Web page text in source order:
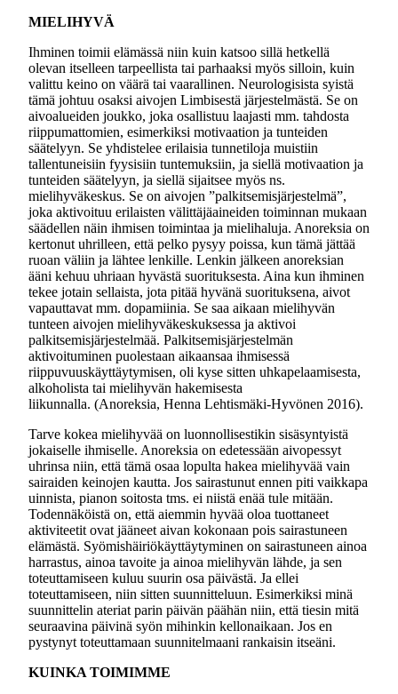
MIELIHYVÄ
Ihminen toimii elämässä niin kuin katsoo sillä hetkellä
olevan itselleen tarpeellista tai parhaaksi myös silloin, kuin
valittu keino on väärä tai vaarallinen. Neurologisista syistä
tämä johtuu osaksi aivojen Limbisestä järjestelmästä. Se on
aivoalueiden joukko, joka osallistuu laajasti mm. tahdosta
riippumattomien, esimerkiksi motivaation ja tunteiden
säätelyyn. Se yhdistelee erilaisia tunnetiloja muistiin
tallentuneisiin fyysisiin tuntemuksiin, ja siellä motivaation ja
tunteiden säätelyyn, ja siellä sijaitsee myös ns.
mielihyväkeskus. Se on aivojen ”palkitsemisjärjestelmä”,
joka aktivoituu erilaisten välittäjäaineiden toiminnan mukaan
säädellen näin ihmisen toimintaa ja mielihaluja. Anoreksia on
kertonut uhrilleen, että pelko pysyy poissa, kun tämä jättää
ruoan väliin ja lähtee lenkille. Lenkin jälkeen anoreksian
ääni kehuu uhriaan hyvästä suorituksesta. Aina kun ihminen
tekee jotain sellaista, jota pitää hyvänä suorituksena, aivot
vapauttavat mm. dopamiinia. Se saa aikaan mielihyvän
tunteen aivojen mielihyväkeskuksessa ja aktivoi
palkitsemisjärjestelmää. Palkitsemisjärjestelmän
aktivoituminen puolestaan aikaansaa ihmisessä
riippuvuuskäyttäytymisen, oli kyse sitten uhkapelaamisesta,
alkoholista tai mielihyvän hakemisesta
liikunnalla. (Anoreksia, Henna Lehtismäki-Hyvönen 2016).
Tarve kokea mielihyvää on luonnollisestikin sisäsyntyistä
jokaiselle ihmiselle. Anoreksia on edetessään aivopessyt
uhrinsa niin, että tämä osaa lopulta hakea mielihyvää vain
sairaiden keinojen kautta. Jos sairastunut ennen piti vaikkapa
uinnista, pianon soitosta tms. ei niistä enää tule mitään.
Todennäköistä on, että aiemmin hyvää oloa tuottaneet
aktiviteetit ovat jääneet aivan kokonaan pois sairastuneen
elämästä. Syömishäiriökäyttäytyminen on sairastuneen ainoa
harrastus, ainoa tavoite ja ainoa mielihyvän lähde, ja sen
toteuttamiseen kuluu suurin osa päivästä. Ja ellei
toteuttamiseen, niin sitten suunnitteluun. Esimerkiksi minä
suunnittelin ateriat parin päivän päähän niin, että tiesin mitä
seuraavina päivinä syön mihinkin kellonaikaan. Jos en
pystynyt toteuttamaan suunnitelmaani rankaisin itseäni.
KUINKA TOIMIMME